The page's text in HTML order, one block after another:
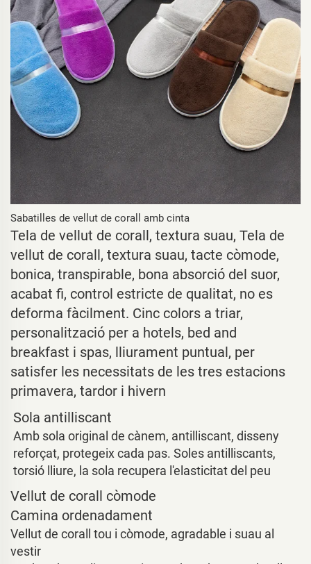
Sabatilles de vellut de corall amb cinta
Tela de vellut de corall, textura suau, Tela de
vellut de corall, textura suau, tacte còmode,
bonica, transpirable, bona absorció del suor,
acabat fi, control estricte de qualitat, no es
deforma fàcilment. Cinc colors a triar,
personalització per a hotels, bed and
breakfast i spas, lliurament puntual, per
satisfer les necessitats de les tres estacions
primavera, tardor i hivern
Sola antilliscant
Amb sola original de cànem, antilliscant, disseny
reforçat, protegeix cada pas. Soles antilliscants,
torsió lliure, la sola recupera l'elasticitat del peu
Vellut de corall còmode
Camina ordenadament
Vellut de corall tou i còmode, agradable i suau al
vestir